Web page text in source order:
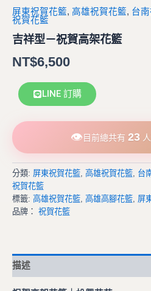
屏東祝賀花籃, 高雄祝賀花籃, 台
祝賀花籃
吉祥型－祝賀高架花籃
NT$6,500
LINE 訂購
👁 目前總共有 23
分類: 屏東祝賀花籃, 高雄祝賀花籃, 台
祝賀花籃
標籤: 高雄祝賀花籃, 高雄高腳花籃, 屏
品牌： 祝賀花籃
描述